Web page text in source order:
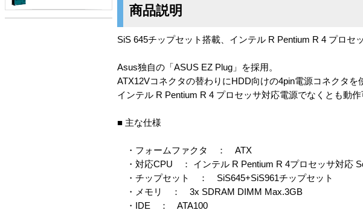
商品説明
SiS 645チップセット搭載、インテル R Pentium R 4 プロセ
Asus独自の「ASUS EZ Plug」を採用。
ATX12Vコネクタの替わりにHDD向けの4pin電源コネクタを
インテル R Pentium R 4 プロセッサ対応電源でなくとも動
■ 主な仕様
・フォームファクタ ： ATX
・対応CPU ： インテル R Pentium R 4プロセッサ対応
・チップセット ： SiS645+SiS961チップセット
・メモリ ： 3x SDRAM DIMM Max.3GB
・IDE ： ATA100